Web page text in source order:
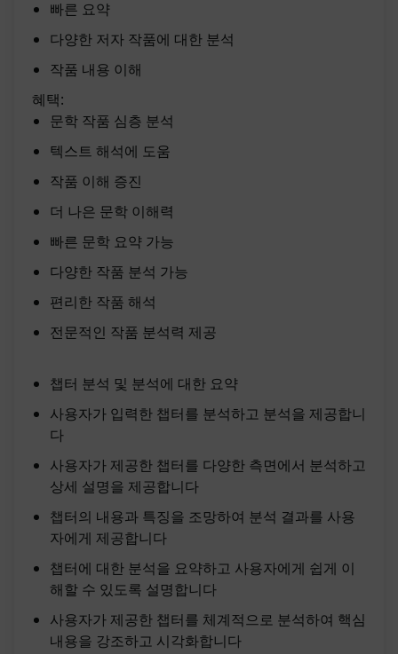
빠른 요약
다양한 저자 작품에 대한 분석
작품 내용 이해
혜택:
문학 작품 심층 분석
텍스트 해석에 도움
작품 이해 증진
더 나은 문학 이해력
빠른 문학 요약 가능
다양한 작품 분석 가능
편리한 작품 해석
전문적인 작품 분석력 제공
챕터 분석 및 분석에 대한 요약
사용자가 입력한 챕터를 분석하고 분석을 제공합니
다
사용자가 제공한 챕터를 다양한 측면에서 분석하고
상세 설명을 제공합니다
챕터의 내용과 특징을 조망하여 분석 결과를 사용
자에게 제공합니다
챕터에 대한 분석을 요약하고 사용자에게 쉽게 이
해할 수 있도록 설명합니다
사용자가 제공한 챕터를 체계적으로 분석하여 핵심
내용을 강조하고 시각화합니다